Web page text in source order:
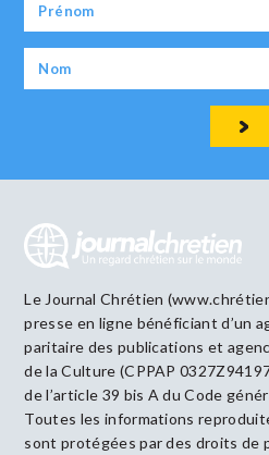
Le Journal Chrétien
presse en ligne bénéficiant d’un
paritaire des publications et
de la Culture (CPPAP
de l’article 39 bis A du Code
Toutes les informations
sont protégées par des droits